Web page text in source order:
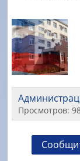
Просмотров: